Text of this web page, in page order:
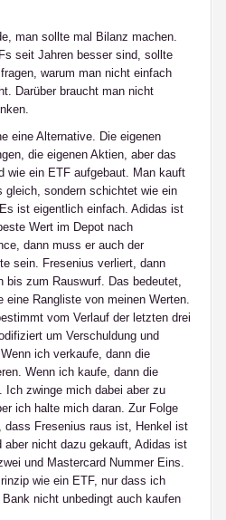
man sollte mal Bilanz machen.
seit Jahren besser sind, sollte
warum man nicht einfach
Darüber braucht man nicht
eine Alternative. Die eigenen
die eigenen Aktien, aber das
wie ein ETF aufgebaut. Man kauft
gleich, sondern schichtet wie ein
ist eigentlich einfach. Adidas ist
Wert im Depot nach
dann muss er auch der
sein. Fresenius verliert, dann
bis zum Rauswurf. Das bedeutet,
eine Rangliste von meinen Werten.
vom Verlauf der letzten drei
um Verschuldung und
ich verkaufe, dann die
Wenn ich kaufe, dann die
Ich zwinge mich dabei aber zu
ich halte mich daran. Zur Folge
dass Fresenius raus ist, Henkel ist
aber nicht dazu gekauft, Adidas ist
und Mastercard Nummer Eins.
wie ein ETF, nur dass ich
Bank nicht unbedingt auch kaufen